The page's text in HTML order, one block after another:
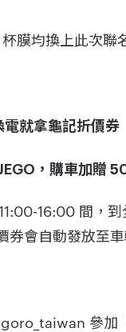
膜均換上此次聯
就拿龜記折價券
，購車加贈
16:00 間，
券會自動發放至
參加